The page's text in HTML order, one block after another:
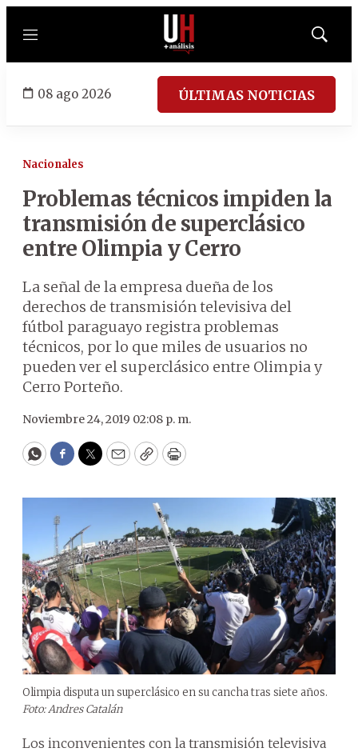
Menú
Mostrar
08 ago 2026 ÚLTIMAS NOTICIAS
Nacionales
Problemas técnicos impiden la
transmisión de superclásico
entre Olimpia y Cerro
La señal de la empresa dueña de los
derechos de transmisión televisiva del
fútbol paraguayo registra problemas
técnicos, por lo que miles de usuarios no
pueden ver el superclásico entre Olimpia y
Cerro Porteño.
Noviembre 24, 2019 02:08 p. m.
WhatsApp
Facebook
Twitter
EmailCopyPrint
Olimpia disputa un superclásico en su cancha tras siete años.
Foto: Andres Catalán
Los inconvenientes con la transmisión televisiva